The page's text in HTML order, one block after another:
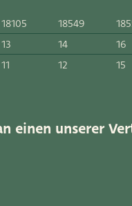
T+31 174 520 052
E
18105
13
11
18549
14
12
16
15
einen unserer